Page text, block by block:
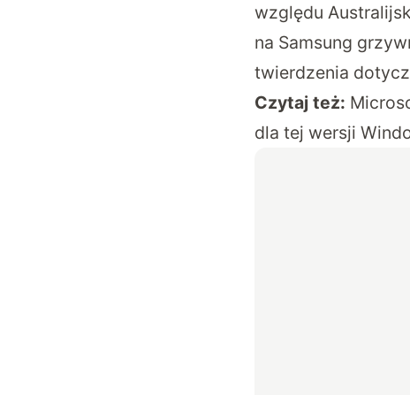
względu
na Samsung
twierdzenia
Czytaj też:
dla tej wersji